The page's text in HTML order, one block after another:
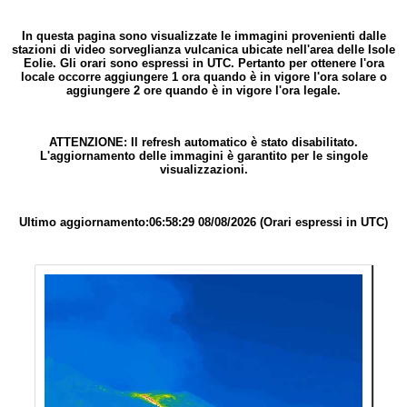
In questa pagina sono visualizzate le immagini provenienti dalle
stazioni di video sorveglianza vulcanica ubicate nell'area delle Isole
Eolie. Gli orari sono espressi in UTC. Pertanto per ottenere l'ora
locale occorre aggiungere 1 ora quando è in vigore l'ora solare o
aggiungere 2 ore quando è in vigore l'ora legale.
ATTENZIONE: Il refresh automatico è stato disabilitato.
L'aggiornamento delle immagini è garantito per le singole
visualizzazioni.
Ultimo aggiornamento:06:58:29 08/08/2026 (Orari espressi in UTC)